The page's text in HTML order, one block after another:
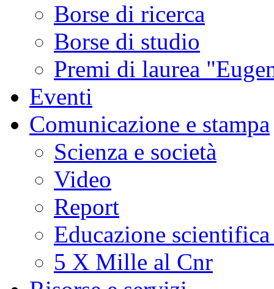
Borse di ricerca
Borse di studio
Premi di laurea
Eventi
Comunicazione e stampa
Scienza e società
Video
Report
Educazione
5 X Mille al Cnr